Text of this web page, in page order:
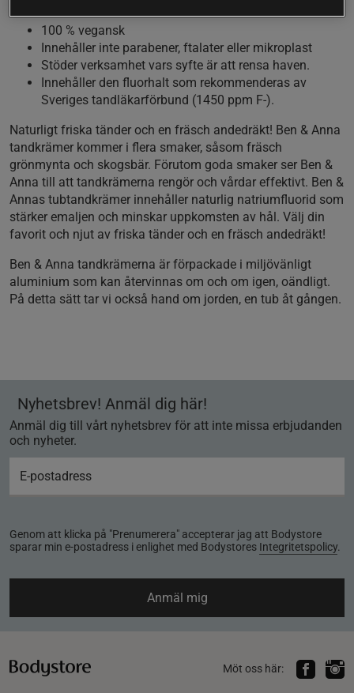
Certifierad naturkosmetik
100 % vegansk
Innehåller inte parabener, ftalater eller mikroplast
Stöder verksamhet vars syfte är att rensa haven.
Innehåller den fluorhalt som rekommenderas av
Sveriges tandläkarförbund (1450 ppm F-).
Naturligt friska tänder och en fräsch andedräkt! Ben & Anna
tandkrämer kommer i flera smaker, såsom fräsch
grönmynta och skogsbär. Förutom goda smaker ser Ben &
Anna till att tandkrämerna rengör och vårdar effektivt. Ben &
Annas tubtandkrämer innehåller naturlig natriumfluorid som
stärker emaljen och minskar uppkomsten av hål. Välj din
favorit och njut av friska tänder och en fräsch andedräkt!
Ben & Anna tandkrämerna är förpackade i miljövänligt
aluminium som kan återvinnas om och om igen, oändligt.
På detta sätt tar vi också hand om jorden, en tub åt gången.
Nyhetsbrev! Anmäl dig här!
Anmäl dig till vårt nyhetsbrev för att inte missa erbjudanden
och nyheter.
Genom att klicka på "Prenumerera" accepterar jag att Bodystore
sparar min e-postadress i enlighet med Bodystores Integritetspolicy.
Anmäl mig
Möt oss här: